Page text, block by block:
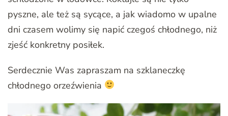
pyszne, ale też są sycące, a jak wiadomo w upalne
dni czasem wolimy się napić czegoś chłodnego, niż
zjeść konkretny posiłek.
Serdecznie Was zapraszam na szklaneczkę
chłodnego orzeźwienia